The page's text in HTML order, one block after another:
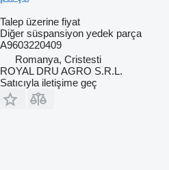
Talep üzerine fiyat
Diğer süspansiyon yedek parça
A9603220409
Romanya, Cristesti
ROYAL DRU AGRO S.R.L.
Satıcıyla iletişime geç